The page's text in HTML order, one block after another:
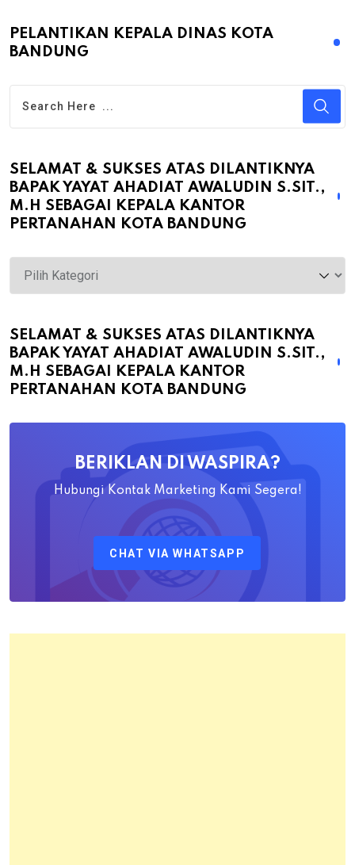
PELANTIKAN KEPALA DINAS KOTA
BANDUNG
SELAMAT & SUKSES ATAS DILANTIKNYA
BAPAK YAYAT AHADIAT AWALUDIN S.SIT.,
M.H SEBAGAI KEPALA KANTOR
PERTANAHAN KOTA BANDUNG
atas
Dilantiknya
Bapak
Ahadiat
Pertanahan
Kota
SELAMAT & SUKSES ATAS DILANTIKNYA
BAPAK YAYAT AHADIAT AWALUDIN S.SIT.,
M.H SEBAGAI KEPALA KANTOR
PERTANAHAN KOTA BANDUNG
BERIKLAN DI WASPIRA?
Hubungi Kontak Marketing Kami Segera!
CHAT VIA WHATSAPP